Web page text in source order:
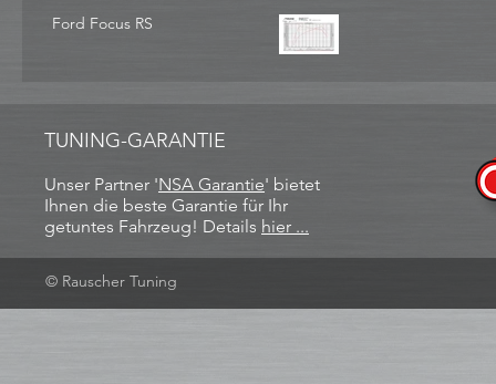
Ford Focus RS
TUNING-GARANTIE
Unser Partner 'NSA Garantie​' bietet
Ihnen die beste Garantie für Ihr
getuntes Fahrzeug! Details hier ...
© Rauscher Tuning